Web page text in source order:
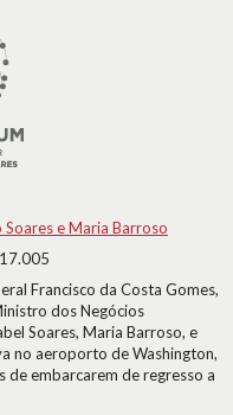
e Maria Barroso
Francisco da Costa Gomes,
dos Negócios
Soares, Maria Barroso, e
no aeroporto de Washington,
de embarcarem de regresso a